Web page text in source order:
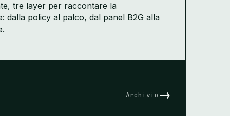
tre layer per raccontare la
dalla policy al palco, dal panel B2G alla
Archivio →